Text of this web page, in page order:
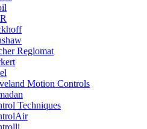
Reglomat
Motion Controls
Techniques